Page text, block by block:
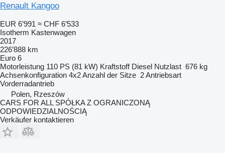
Renault Kangoo
EUR 6’991 ≈ CHF 6’533
Isotherm Kastenwagen
2017
226’888 km
Euro 6
Motorleistung 110 PS (81 kW) Kraftstoff Diesel Nutzlast 676 kg
Achsenkonfiguration 4x2Anzahl der Sitze 2Antriebsart
Vorderradantrieb
Polen, Rzeszów
CARS FOR ALL SPÓŁKA Z OGRANICZONĄ
ODPOWIEDZIALNOŚCIĄ
Verkäufer kontaktieren